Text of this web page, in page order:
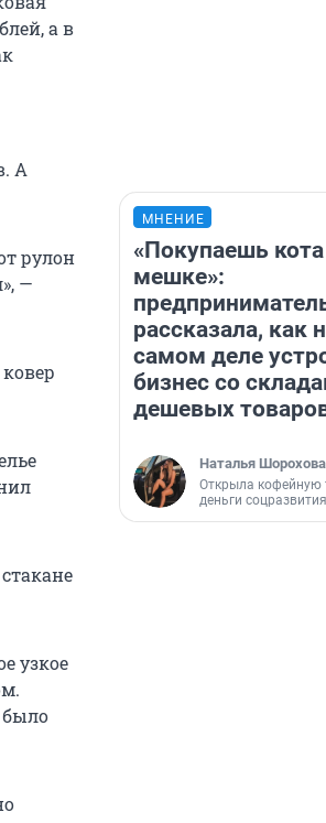
а в
А
рулон
—
узкое
МНЕНИЕ
«Покупаешь
мешке»:
рассказала, как
самом деле
бизнес со
дешевых
Наталья Шорохова
Открыла кофейную
деньги соцразвития